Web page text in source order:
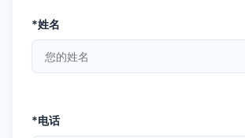
*姓名
*电话